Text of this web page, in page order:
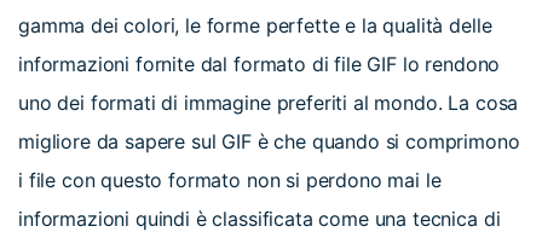
gamma dei colori, le forme perfette e la qualità delle
informazioni fornite dal formato di file GIF lo rendono
uno dei formati di immagine preferiti al mondo. La cosa
migliore da sapere sul GIF è che quando si comprimono
i file con questo formato non si perdono mai le
informazioni quindi è classificata come una tecnica di